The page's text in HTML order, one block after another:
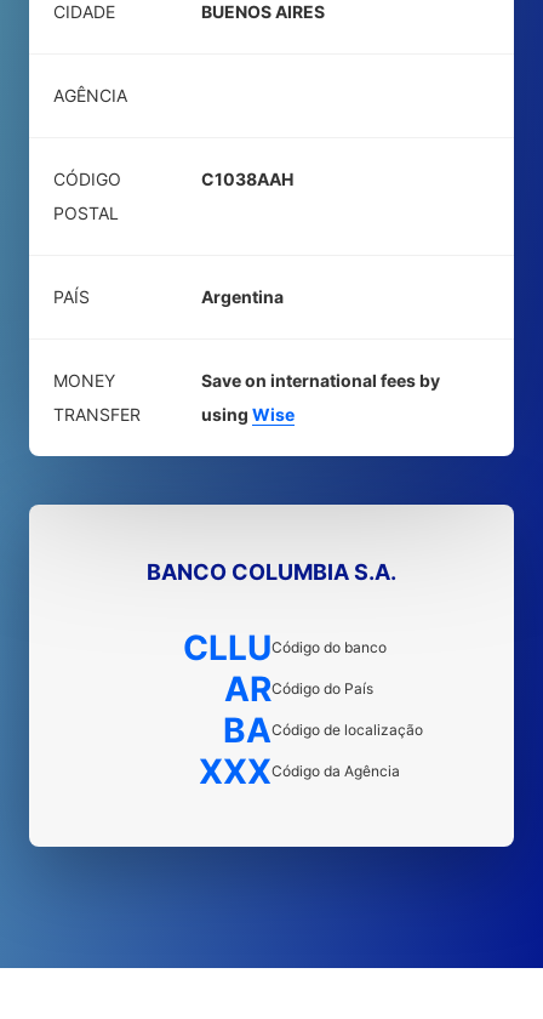
CIDADE BUENOS AIRES
AGÊNCIA
CÓDIGO
POSTAL
C1038AAH
PAÍS Argentina
MONEY
TRANSFER
Save on international fees by
using Wise
BANCO COLUMBIA S.A.
CLLUCódigo do banco
ARCódigo do País
BACódigo de localização
XXXCódigo da Agência